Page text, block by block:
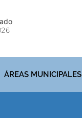
ÁREAS MUNICIPALES